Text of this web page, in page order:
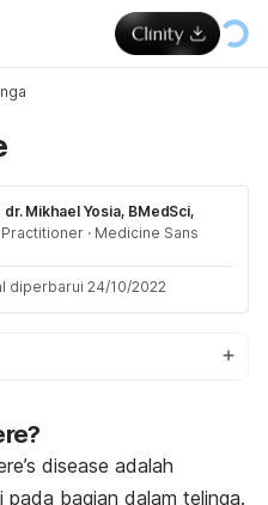
dr. Mikhael Yosia, BMedSci,
· Medicine Sans
diperbarui 24/10/2022
disease adalah
bagian dalam telinga.